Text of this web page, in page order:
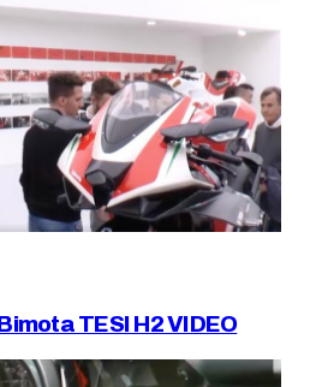
TESI H2 VIDEO